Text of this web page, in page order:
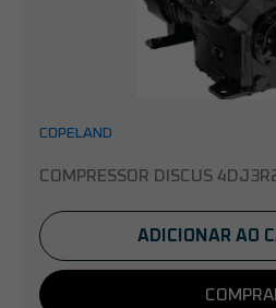
COPELAND
COMPRESSOR DISCUS
ADICIONAR AO